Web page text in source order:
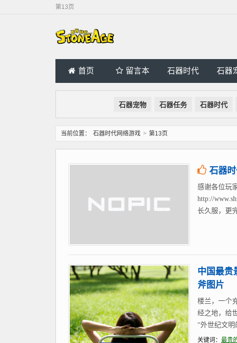
第13页
首页 留言本 石器时代 石器
石器宠物 石器任务 石器时代
当前位置： 石器时代网络游戏 > 第13页
石器
感谢各位玩
http://
长久服，更
中国最贵
斧图片
楼兰，一个
经之地，给
“外世纪文明
关键词： 最贵